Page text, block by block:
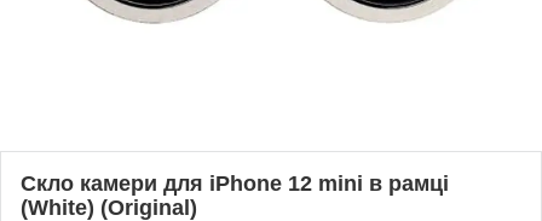
Скло камери для iPhone 12 mini в рамці
(White) (Original)